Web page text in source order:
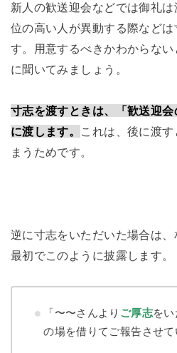
新人の歓送迎会などでは御礼
位の高い人が異動する際など
す。用意するべきかわからな
に聞いてみましょう。
寸志を渡すときは、「歓送迎
に渡します。 これは、後に渡
まうためです。
逆に寸志をいただいた場合は
最初でこのように披露します。
「〜〜さんより ご厚志を
の場を借りてご報告させて